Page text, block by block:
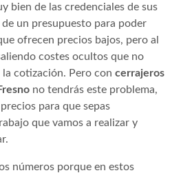
bien de las credenciales de sus
un presupuesto para poder
ofrecen precios bajos, pero al
costes ocultos que no
cotización. Pero con cerrajeros
no tendrás este problema,
para que sepas
que vamos a realizar y
números porque en estos